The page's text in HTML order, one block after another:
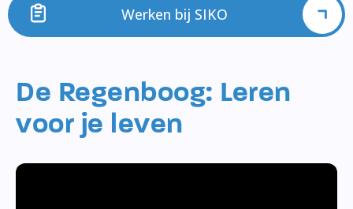
Werken bij SIKO
De Regenboog: Leren
voor je leven